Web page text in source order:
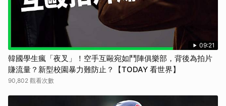
09:21
韓國學生瘋「夜叉」！空手互毆宛如鬥陣俱樂部，背後為拍片
賺流量？新型校園暴力難防止？【TODAY 看世界】
90,802 觀看次數